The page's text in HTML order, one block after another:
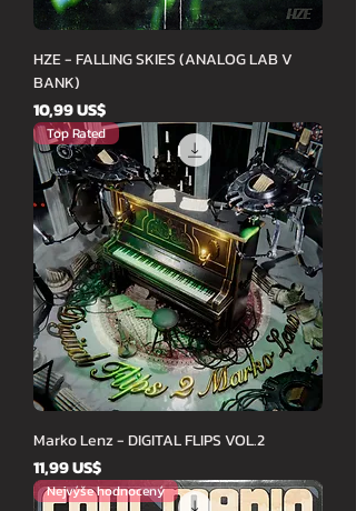
HZE - FALLING SKIES (ANALOG LAB V
BANK)
Cena
10,99 US$
Top Rated
Marko Lenz - DIGITAL FLIPS VOL.2
Cena
11,99 US$
Nejvýše hodnocený